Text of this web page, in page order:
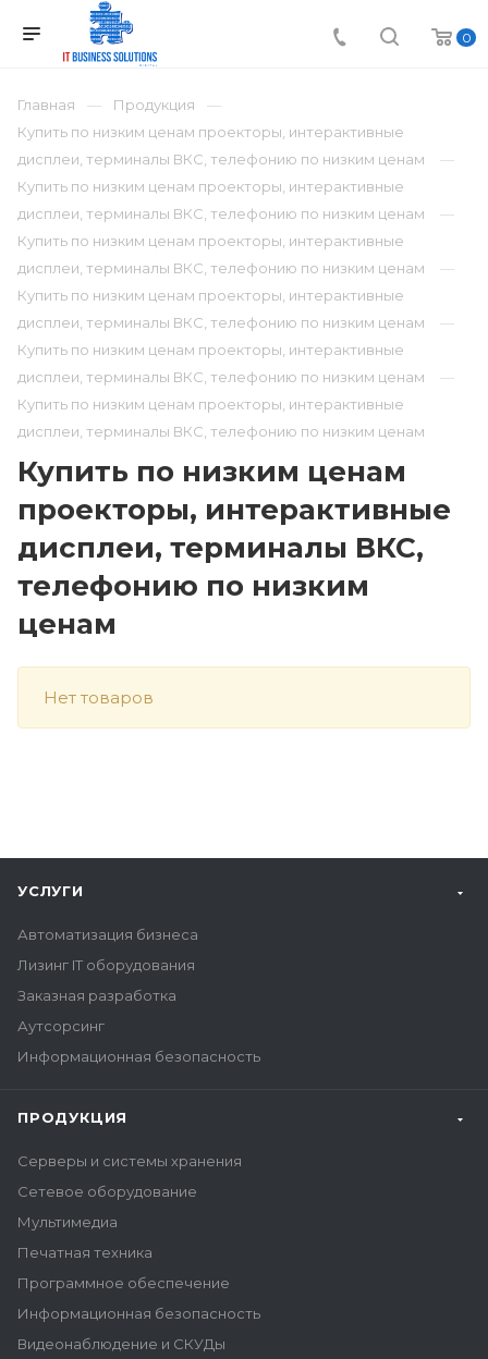
0
Главная
Продукция
Купить по низким ценам проекторы, интерактивные
дисплеи, терминалы ВКС, телефонию по низким ценам
Купить по низким ценам проекторы, интерактивные
дисплеи, терминалы ВКС, телефонию по низким ценам
Купить по низким ценам проекторы, интерактивные
дисплеи, терминалы ВКС, телефонию по низким ценам
Купить по низким ценам проекторы, интерактивные
дисплеи, терминалы ВКС, телефонию по низким ценам
Купить по низким ценам проекторы, интерактивные
дисплеи, терминалы ВКС, телефонию по низким ценам
Купить по низким ценам проекторы, интерактивные
дисплеи, терминалы ВКС, телефонию по низким ценам
Купить по низким ценам
проекторы, интерактивные
дисплеи, терминалы ВКС,
телефонию по низким
ценам
Нет товаров
УСЛУГИ
Автоматизация бизнеса
Лизинг IT оборудования
Заказная разработка
Аутсорсинг
Информационная безопасность
ПРОДУКЦИЯ
Серверы и системы хранения
Сетевое оборудование
Мультимедиа
Печатная техника
Программное обеспечение
Информационная безопасность
Видеонаблюдение и СКУДы